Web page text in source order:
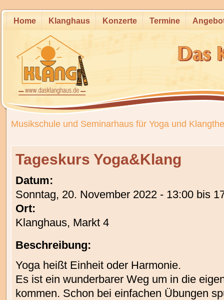
Home Klanghaus Konzerte Termine
Musikschule und Seminarhaus für Yoga und
Tageskurs Yoga&Klang
Datum:
Sonntag, 20. November 2022 - 13:00 bis
Ort:
Klanghaus, Markt 4
Beschreibung:
Yoga heißt Einheit oder Harmonie.
Es ist ein wunderbarer Weg um in die
kommen. Schon bei einfachen Übungen